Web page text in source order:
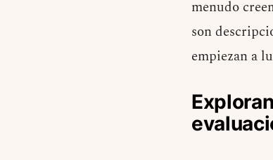
menudo
son
empiezan a